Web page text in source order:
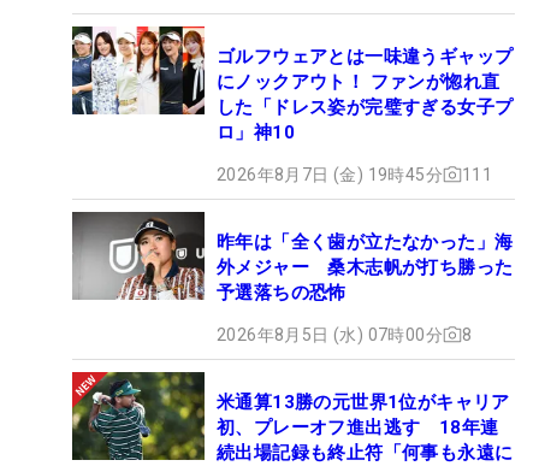
ゴルフウェアとは一味違うギャップ
にノックアウト！ ファンが惚れ直
した「ドレス姿が完璧すぎる女子プ
ロ」神10
2026年8月7日 (金) 19時45分 111
昨年は「全く歯が立たなかった」海
外メジャー 桑木志帆が打ち勝った
予選落ちの恐怖
2026年8月5日 (水) 07時00分 8
米通算13勝の元世界1位がキャリア
初、プレーオフ進出逃す 18年連
続出場記録も終止符「何事も永遠に